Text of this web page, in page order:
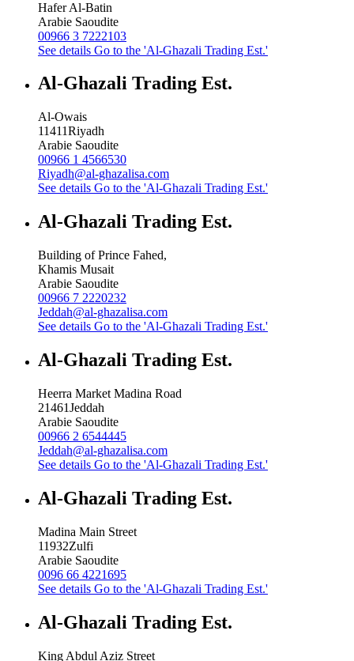
Hafer Al-Batin
Arabie Saoudite
00966 3 7222103
See details Go to the 'Al-Ghazali Trading Est.'
Al-Ghazali Trading Est.
Al-Owais
11411Riyadh
Arabie Saoudite
00966 1 4566530
Riyadh@al-ghazalisa.com
See details Go to the 'Al-Ghazali Trading Est.'
Al-Ghazali Trading Est.
Building of Prince Fahed,
Khamis Musait
Arabie Saoudite
00966 7 2220232
Jeddah@al-ghazalisa.com
See details Go to the 'Al-Ghazali Trading Est.'
Al-Ghazali Trading Est.
Heerra Market Madina Road
21461Jeddah
Arabie Saoudite
00966 2 6544445
Jeddah@al-ghazalisa.com
See details Go to the 'Al-Ghazali Trading Est.'
Al-Ghazali Trading Est.
Madina Main Street
11932Zulfi
Arabie Saoudite
0096 66 4221695
See details Go to the 'Al-Ghazali Trading Est.'
Al-Ghazali Trading Est.
King Abdul Aziz Street